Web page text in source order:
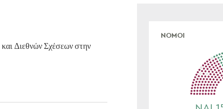
Διεθνών Σχέσεων στην